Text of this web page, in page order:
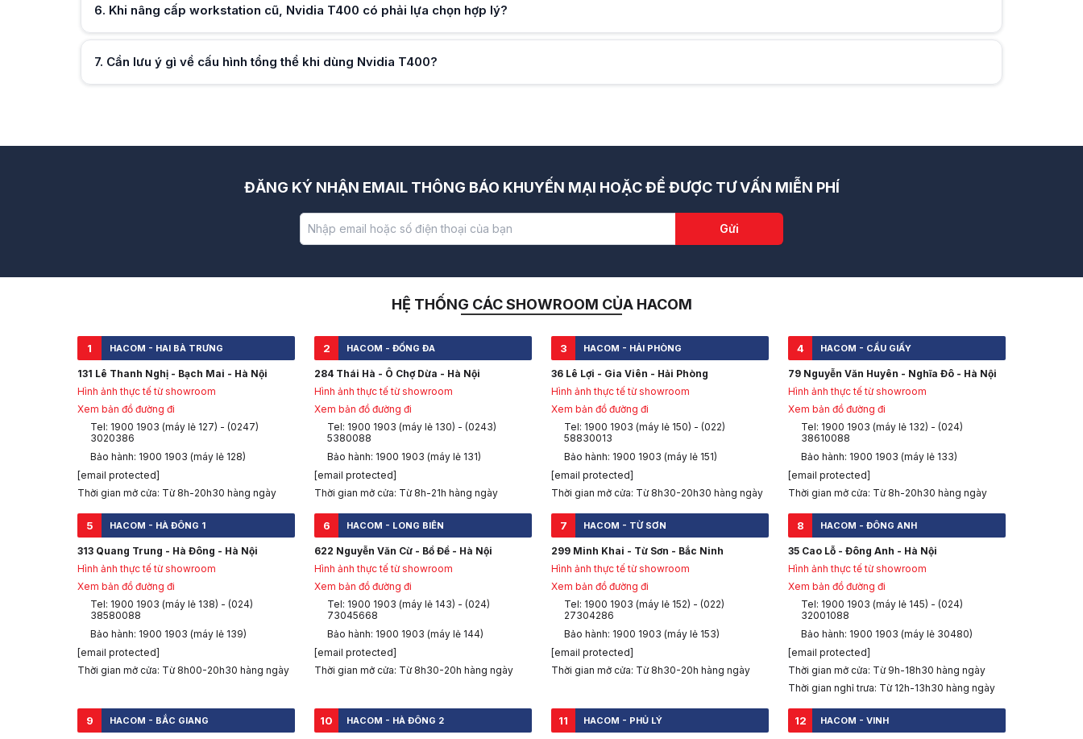
6. Khi nâng cấp workstation cũ, Nvidia T400 có phải lựa chọn hợp lý?
7. Cần lưu ý gì về cấu hình tổng thể khi dùng Nvidia T400?
ĐĂNG KÝ NHẬN EMAIL THÔNG BÁO KHUYẾN MẠI HOẶC ĐỂ ĐƯỢC TƯ VẤN MIỄN PHÍ
Gửi
HỆ THỐNG CÁC SHOWROOM CỦA HACOM
1 HACOM - HAI BÀ TRƯNG
131 Lê Thanh Nghị - Bạch Mai - Hà Nội
Hình ảnh thực tế từ showroom
Xem bản đồ đường đi
Tel: 1900 1903 (máy lẻ 127) - (0247)
3020386
Bảo hành: 1900 1903 (máy lẻ 128)
[email protected]
Thời gian mở cửa: Từ 8h-20h30 hàng ngày
2 HACOM - ĐỐNG ĐA
284 Thái Hà - Ô Chợ Dừa - Hà Nội
Hình ảnh thực tế từ showroom
Xem bản đồ đường đi
Tel: 1900 1903 (máy lẻ 130) - (0243)
5380088
Bảo hành: 1900 1903 (máy lẻ 131)
[email protected]
Thời gian mở cửa: Từ 8h-21h hàng ngày
3 HACOM - HẢI PHÒNG
36 Lê Lợi - Gia Viên - Hải Phòng
Hình ảnh thực tế từ showroom
Xem bản đồ đường đi
Tel: 1900 1903 (máy lẻ 150) - (022)
58830013
Bảo hành: 1900 1903 (máy lẻ 151)
[email protected]
Thời gian mở cửa: Từ 8h30-20h30 hàng ngày
4 HACOM - CẦU GIẤY
79 Nguyễn Văn Huyên - Nghĩa Đô - Hà Nội
Hình ảnh thực tế từ showroom
Xem bản đồ đường đi
Tel: 1900 1903 (máy lẻ 132) - (024)
38610088
Bảo hành: 1900 1903 (máy lẻ 133)
[email protected]
Thời gian mở cửa: Từ 8h-20h30 hàng ngày
5 HACOM - HÀ ĐÔNG 1
313 Quang Trung - Hà Đông - Hà Nội
Hình ảnh thực tế từ showroom
Xem bản đồ đường đi
Tel: 1900 1903 (máy lẻ 138) - (024)
38580088
Bảo hành: 1900 1903 (máy lẻ 139)
[email protected]
Thời gian mở cửa: Từ 8h00-20h30 hàng ngày
6 HACOM - LONG BIÊN
622 Nguyễn Văn Cừ - Bồ Đề - Hà Nội
Hình ảnh thực tế từ showroom
Xem bản đồ đường đi
Tel: 1900 1903 (máy lẻ 143) - (024)
73045668
Bảo hành: 1900 1903 (máy lẻ 144)
[email protected]
Thời gian mở cửa: Từ 8h30-20h hàng ngày
7 HACOM - TỪ SƠN
299 Minh Khai - Từ Sơn - Bắc Ninh
Hình ảnh thực tế từ showroom
Xem bản đồ đường đi
Tel: 1900 1903 (máy lẻ 152) - (022)
27304286
Bảo hành: 1900 1903 (máy lẻ 153)
[email protected]
Thời gian mở cửa: Từ 8h30-20h hàng ngày
8 HACOM - ĐÔNG ANH
35 Cao Lỗ - Đông Anh - Hà Nội
Hình ảnh thực tế từ showroom
Xem bản đồ đường đi
Tel: 1900 1903 (máy lẻ 145) - (024)
32001088
Bảo hành: 1900 1903 (máy lẻ 30480)
[email protected]
Thời gian mở cửa: Từ 9h-18h30 hàng ngày
Thời gian nghỉ trưa: Từ 12h-13h30 hàng ngày
9 HACOM - BẮC GIANG 10 HACOM - HÀ ĐÔNG 2 11 HACOM - PHỦ LÝ 12 HACOM - VINH